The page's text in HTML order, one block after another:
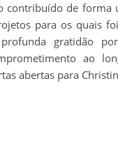
contribuído de forma
para os quais
profunda gratidão
ao
abertas para